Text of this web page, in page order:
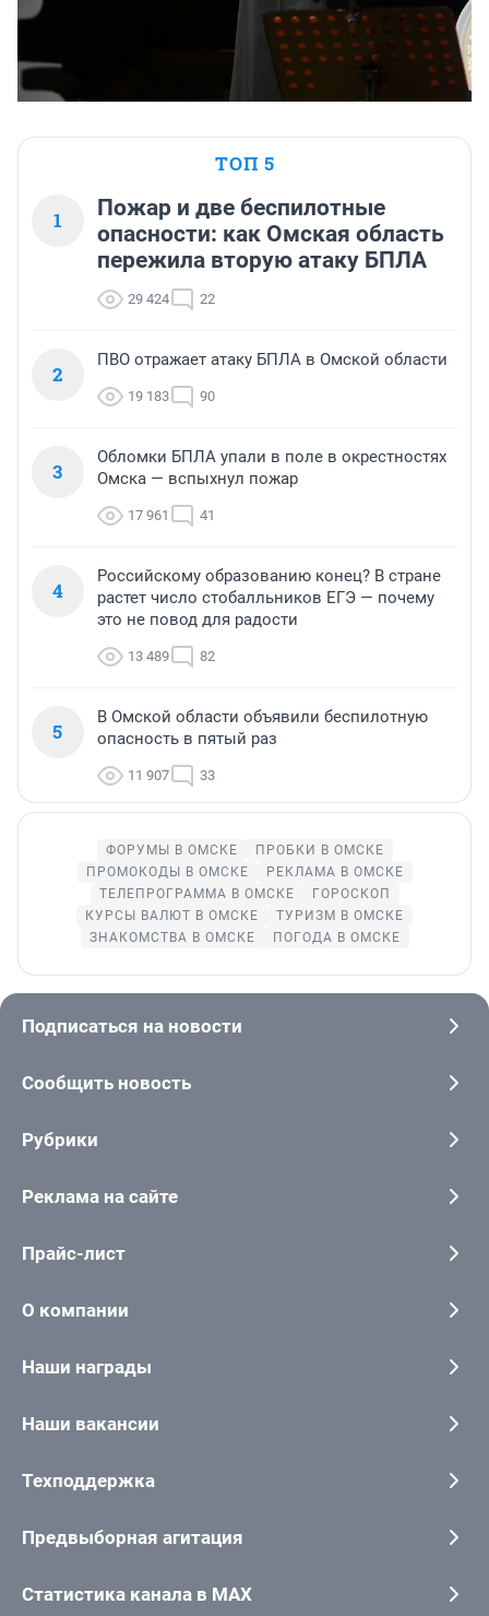
ТОП 5
1
Пожар и две беспилотные
опасности: как Омская область
пережила вторую атаку БПЛА
29 424 22
2
ПВО отражает атаку БПЛА в Омской области
19 183 90
3
Обломки БПЛА упали в поле в окрестностях
Омска — вспыхнул пожар
17 961 41
4
Российскому образованию конец? В стране
растет число стобалльников ЕГЭ — почему
это не повод для радости
13 489 82
5
В Омской области объявили беспилотную
опасность в пятый раз
11 907 33
ФОРУМЫ В ОМСКЕ
ПРОБКИ В ОМСКЕ
ПРОМОКОДЫ В ОМСКЕ
РЕКЛАМА В ОМСКЕ
ТЕЛЕПРОГРАММА В ОМСКЕ
ГОРОСКОП
КУРСЫ ВАЛЮТ В ОМСКЕ
ТУРИЗМ В ОМСКЕ
ЗНАКОМСТВА В ОМСКЕ
ПОГОДА В ОМСКЕ
Подписаться на новости
Сообщить новость
Рубрики
Реклама на сайте
Прайс-лист
О компании
Наши награды
Наши вакансии
Техподдержка
Предвыборная агитация
Статистика канала в MAX